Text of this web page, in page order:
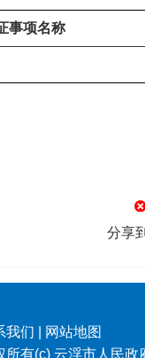
事项名称
分享
我们
网站地图
所有(c) 云浮市人民